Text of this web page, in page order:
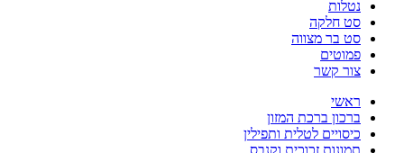
נטלות
סט חלקה
סט בר מצווה
פמוטים
צור קשר
ראשי
ברכון ברכת המזון
כיסויים לטלית ותפילין
תמונות זכוכית וקנבס